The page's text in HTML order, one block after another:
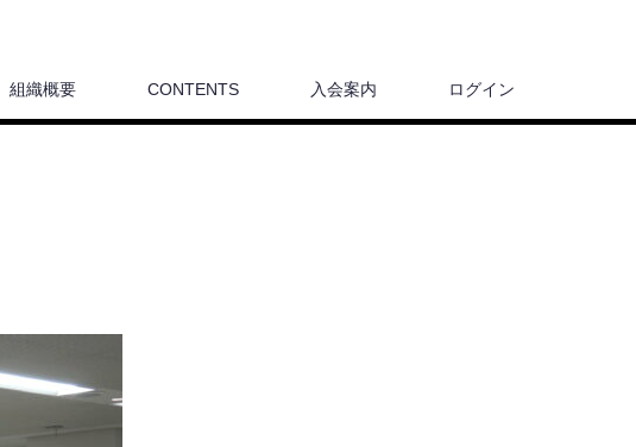
組織概要 CONTENTS 入会案内 ログイン